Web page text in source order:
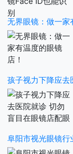
无界眼镜：做一家
孩子视力下降应
阜阳市视光眼镜